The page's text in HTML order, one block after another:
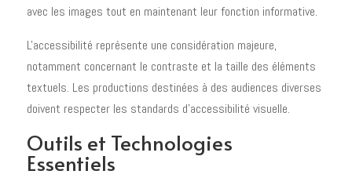
avec les images tout en maintenant leur fonction informative.
L'accessibilité représente une considération majeure,
notamment concernant le contraste et la taille des éléments
textuels. Les productions destinées à des audiences diverses
doivent respecter les standards d'accessibilité visuelle.
Outils et Technologies
Essentiels